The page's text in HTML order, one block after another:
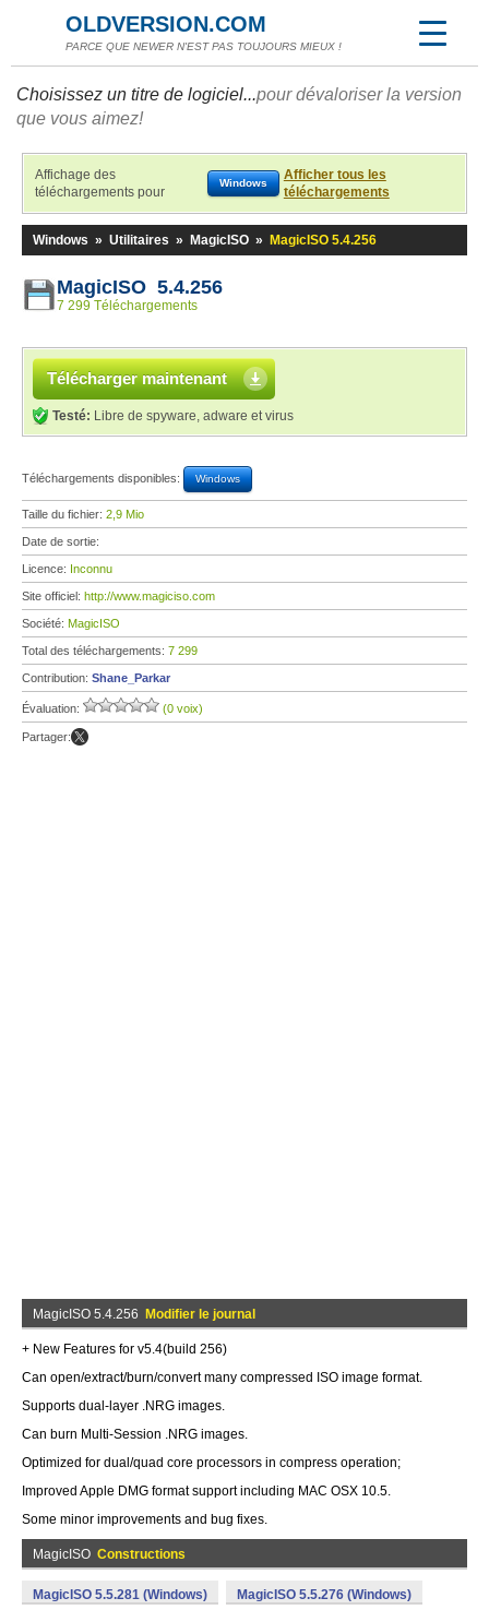
OLDVERSION.COM
PARCE QUE NEWER N'EST PAS TOUJOURS MIEUX !
Choisissez un titre de logiciel...pour dévaloriser la version
que vous aimez!
Affichage des
téléchargements pour
Windows
Afficher tous les
téléchargements
Windows » Utilitaires » MagicISO » MagicISO 5.4.256
MagicISO 5.4.256
7 299 Téléchargements
Télécharger maintenant
Testé: Libre de spyware, adware et virus
Téléchargements disponibles: Windows
Taille du fichier: 2,9 Mio
Date de sortie:
Licence: Inconnu
Site officiel: http://www.magiciso.com
Société: MagicISO
Total des téléchargements: 7 299
Contribution: Shane_Parkar
Évaluation: (0 voix)
Partager:
MagicISO 5.4.256 Modifier le journal
+ New Features for v5.4(build 256)
Can open/extract/burn/convert many compressed ISO image format.
Supports dual-layer .NRG images.
Can burn Multi-Session .NRG images.
Optimized for dual/quad core processors in compress operation;
Improved Apple DMG format support including MAC OSX 10.5.
Some minor improvements and bug fixes.
MagicISO Constructions
MagicISO 5.5.281 (Windows) MagicISO 5.5.276 (Windows)